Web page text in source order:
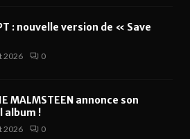
: nouvelle version de « Save
2026 0
MALMSTEEN annonce son
album !
2026 0